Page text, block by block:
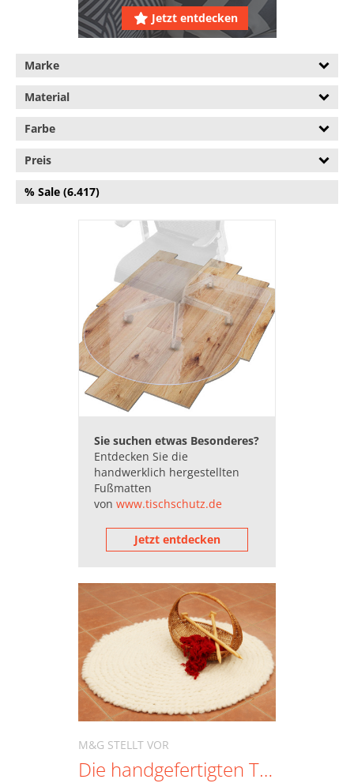
Tierfelle (32.565)
Tischwäsche (293.286)
Jetzt entdecken
Marke
Material
Farbe
Preis
% Sale (6.417)
Sie suchen etwas Besonderes?
Entdecken Sie die
handwerklich hergestellten
Fußmatten
von www.tischschutz.de
Jetzt entdecken
M&G STELLT VOR
Die handgefertigten Teppiche der BCD-Manufaktur